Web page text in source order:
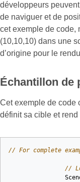
développeurs
de naviguer et de
cet exemple de code,
(10,10,10) dans une
d’origine pour le
Échantillon de
Cet exemple de code
définit sa cible et rend
// For complete
//